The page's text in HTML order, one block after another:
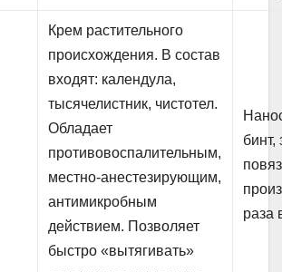
Крем растительного
происхождения. В состав
входят: календула,
тысячелистник, чистотел.
Обладает
противовоспалительным,
местно-анестезирующим,
антимикробным
действием. Позволяет
быстро «вытягивать»
бинт,
раза